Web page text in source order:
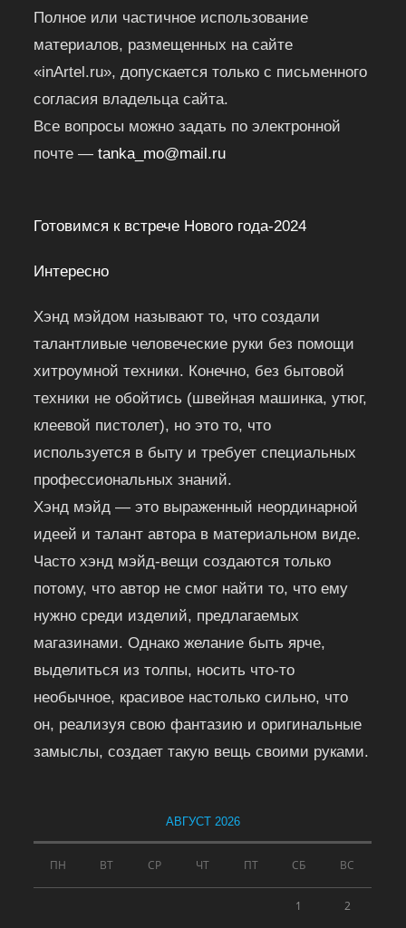
Полное или частичное использование
материалов, размещенных на сайте
«inArtel.ru», допускается только с письменного
согласия владельца сайта.
Все вопросы можно задать по электронной
почте —tanka_mo@mail.ru
Готовимся к встрече Нового года-2024
Интересно
Хэнд мэйдом называют то, что создали
талантливые человеческие руки без помощи
хитроумной техники. Конечно, без бытовой
техники не обойтись (швейная машинка, утюг,
клеевой пистолет), но это то, что
используется в быту и требует специальных
профессиональных знаний.
Хэнд мэйд — это выраженный неординарной
идеей и талант автора в материальном виде.
Часто хэнд мэйд-вещи создаются только
потому, что автор не смог найти то, что ему
нужно среди изделий, предлагаемых
магазинами. Однако желание быть ярче,
выделиться из толпы, носить что-то
необычное, красивое настолько сильно, что
он, реализуя свою фантазию и оригинальные
замыслы, создает такую вещь своими руками.
АВГУСТ 2026
ПН ВТ СР ЧТ ПТ СБ ВС
1 2